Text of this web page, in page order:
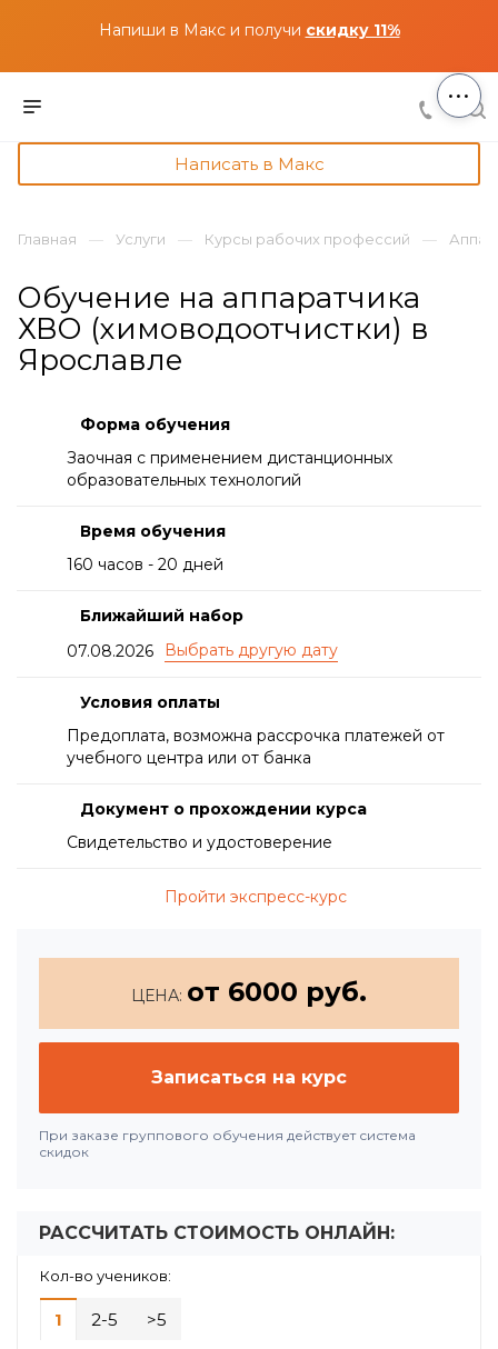
Напиши в Макс и получи скидку 11%
Написать в Макс
Главная Услуги Курсы рабочих профессий
Обучение на аппаратчика
ХВО (химоводоотчистки) в
Ярославле
Форма обучения
Заочная с применением дистанционных
образовательных технологий
Время обучения
160 часов - 20 дней
Ближайший набор
07.08.2026
Условия оплаты
Предоплата, возможна рассрочка платежей от
учебного центра или от банка
Документ о прохождении курса
Свидетельство и удостоверение
Пройти экспресс-курс
ЦЕНА: от 6000 руб.
Записаться на курс
При заказе группового обучения действует система
скидок
РАССЧИТАТЬ СТОИМОСТЬ ОНЛАЙН:
Кол-во учеников:
1 2-5 >5
...